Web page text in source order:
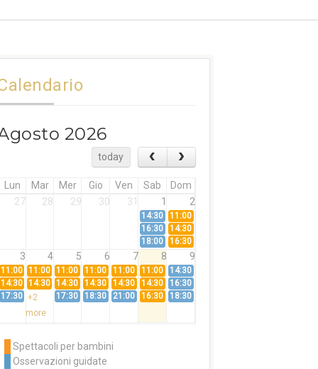
2026
today
Lun Mar Mer Gio Ven Sab
Dom
27
28 29 30 31 1 2
14:30
11:00
16:30
14:30
18:00
16:30
3 4 5 6 7 8 9
11:00 11:00 11:00 11:00 11:00 11:00
14:30
14:30 14:30 14:30 14:30 14:30 14:30
16:30
17:30 +2
more
17:30 18:30 21:00 16:30 18:30
11:00
14:30
Spettacoli per bambini
Osservazioni guidate